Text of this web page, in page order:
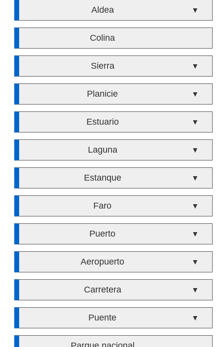
Aldea ▼
Colina
Sierra ▼
Planicie ▼
Estuario ▼
Laguna ▼
Estanque ▼
Faro ▼
Puerto ▼
Aeropuerto ▼
Carretera ▼
Puente ▼